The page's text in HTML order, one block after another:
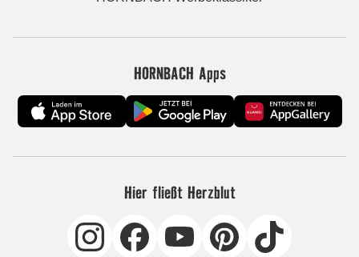
HORNBACH Apps
Hier fließt Herzblut